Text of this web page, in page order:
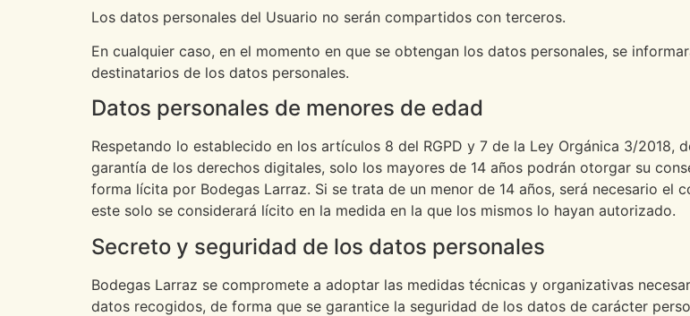
Los datos personales del Usuario no serán compartidos con terceros.
En cualquier caso, en el momento en que se obtengan los datos personales, se
destinatarios de los datos personales.
Datos personales de menores de edad
Respetando lo establecido en los artículos 8 del RGPD y 7 de la Ley Orgánica 3/2018,
garantía de los derechos digitales, solo los mayores de 14 años podrán otorgar su
forma lícita por Bodegas Larraz. Si se trata de un menor de 14 años, será necesario
este solo se considerará lícito en la medida en la que los mismos lo hayan autorizado.
Secreto y seguridad de los datos personales
Bodegas Larraz se compromete a adoptar las medidas técnicas y organizativas
datos recogidos, de forma que se garantice la seguridad de los datos de carácter